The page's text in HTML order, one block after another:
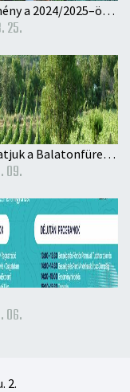
Közlemény a 2024/2025–ös nevelési évre történő óvodai beíratás rendjéről
25.
Bemutatjuk a Balatonfüred-Csopaki Borvidéket
09.
06.
2.